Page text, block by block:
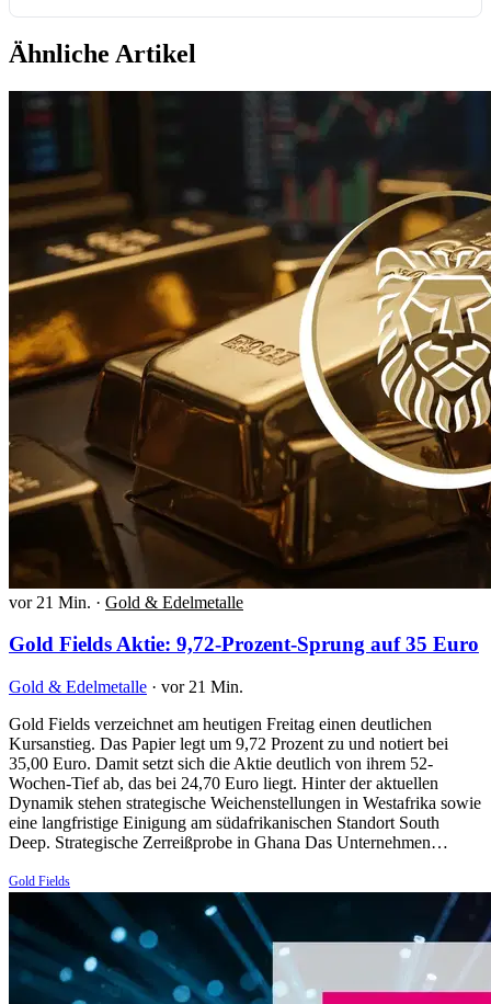
Ähnliche Artikel
vor 21 Min. · Gold & Edelmetalle
Gold Fields Aktie: 9,72-Prozent-Sprung auf 35 Euro
Gold & Edelmetalle · vor 21 Min.
Gold Fields verzeichnet am heutigen Freitag einen deutlichen
Kursanstieg. Das Papier legt um 9,72 Prozent zu und notiert bei
35,00 Euro. Damit setzt sich die Aktie deutlich von ihrem 52-
Wochen-Tief ab, das bei 24,70 Euro liegt. Hinter der aktuellen
Dynamik stehen strategische Weichenstellungen in Westafrika sowie
eine langfristige Einigung am südafrikanischen Standort South
Deep. Strategische Zerreißprobe in Ghana Das Unternehmen…
Gold Fields